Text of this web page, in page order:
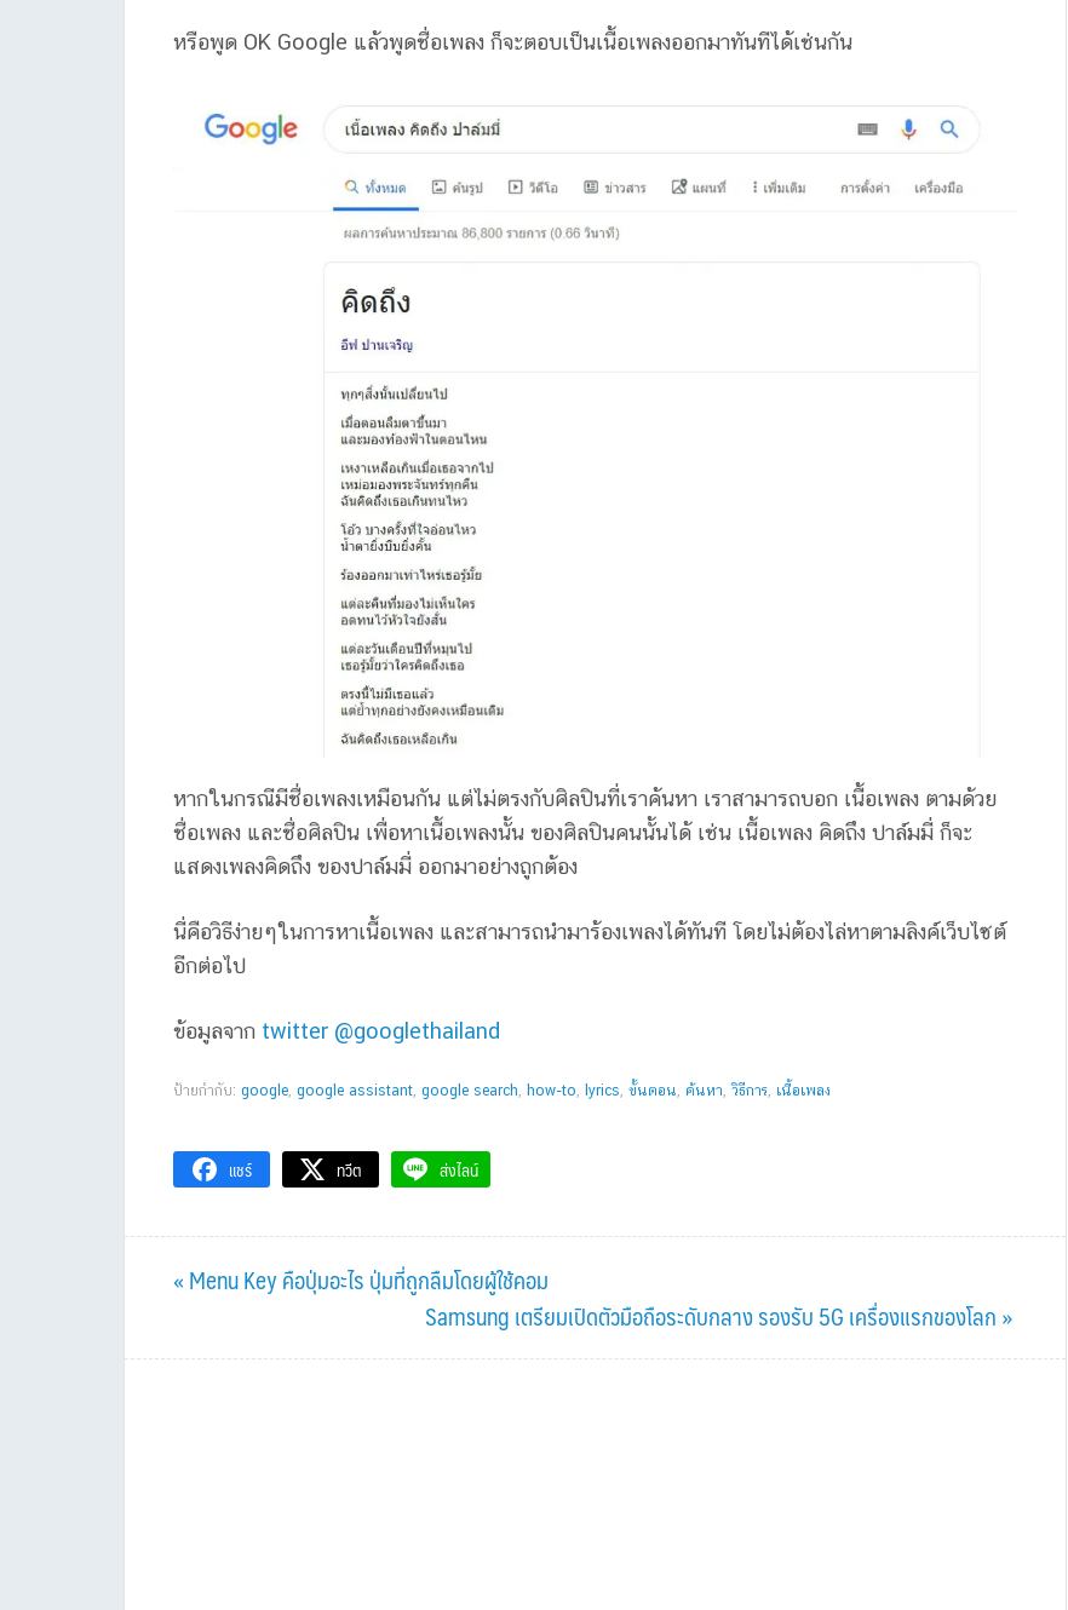
หรือพูด OK Google แล้วพูดชื่อเพลง ก็จะตอบเป็นเนื้อเพลงออกมาทันทีได้เช่นกัน
หากในกรณีมีชื่อเพลงเหมือนกัน แต่ไม่ตรงกับศิลปินที่เราค้นหา เราสามารถบอก เนื้อเพลง ตามด้วย
ชื่อเพลง และชื่อศิลปิน เพื่อหาเนื้อเพลงนั้น ของศิลปินคนนั้นได้ เช่น เนื้อเพลง คิดถึง ปาล์มมี่ ก็จะ
แสดงเพลงคิดถึง ของปาล์มมี่ ออกมาอย่างถูกต้อง
นี่คือวิธีง่ายๆในการหาเนื้อเพลง และสามารถนำมาร้องเพลงได้ทันที โดยไม่ต้องไล่หาตามลิงค์เว็บไซต์
อีกต่อไป
ข้อมูลจาก twitter @googlethailand
ป้ายกำกับ: google google assistant google search how-to lyrics ขั้นตอน ค้นหา ,วิธีการ เนื้อเพลง
แชร์ ทวีต ส่งไลน์
Previous
« Menu Key คือปุ่มอะไร ปุ่มที่ถูกลืมโดยผู้ใช้คอม
Next
Post:
Samsung เตรียมเปิดตัวมือถือระดับกลาง รองรับ 5G เครื่องแรกของโลก »